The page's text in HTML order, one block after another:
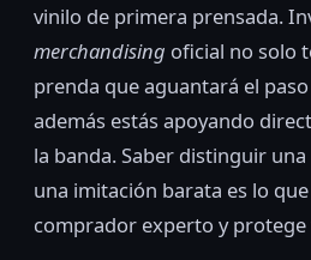
vinilo de primera prensada.
merchandising oficial no solo
prenda que aguantará el
además estás apoyando
la banda. Saber distinguir
una imitación barata es lo
comprador experto y